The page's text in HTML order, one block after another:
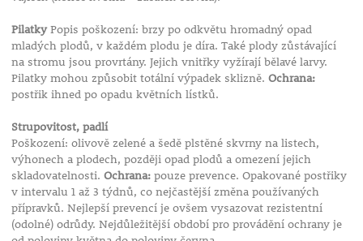
PilatkyPopis poškození: brzy po odkvětu hromadný opad
mladých plodů, v každém plodu je díra. Také plody zůstávající
na stromu jsou provrtány. Jejich vnitřky vyžírají bělavé larvy.
Pilatky mohou způsobit totální výpadek sklizně. Ochrana:
postřik ihned po opadu květních lístků.
Strupovitost, padlí
Poškození: olivově zelené a šedě plstěné skvrny na listech,
výhonech a plodech, později opad plodů a omezení jejich
skladovatelnosti. Ochrana:pouze prevence. Opakované postřiky
v intervalu 1 až 3 týdnů, co nejčastější změna používaných
přípravků. Nejlepší prevencí je ovšem vysazovat rezistentní
(odolné) odrůdy. Nejdůležitější období pro provádění ochrany je